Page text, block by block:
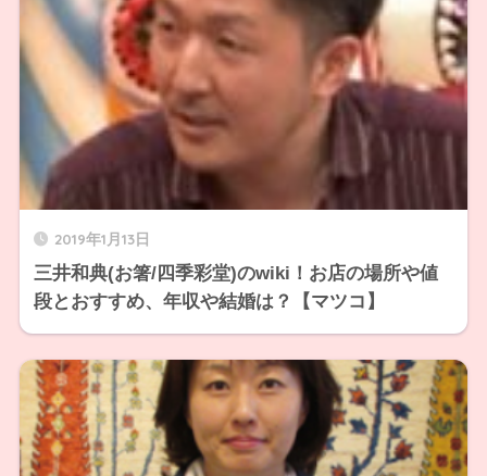
2019年1月13日
三井和典(お箸/四季彩堂)のwiki！お店の場所や値
段とおすすめ、年収や結婚は？【マツコ】